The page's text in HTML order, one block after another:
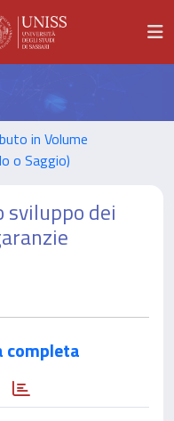
in Volume
o Saggio)
sviluppo dei
completa